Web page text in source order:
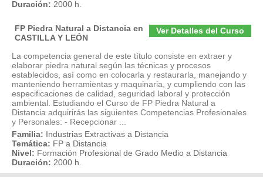
Duración: 2000 h.
Ver Detalles del Curso
FP Piedra Natural a Distancia en
CASTILLA Y LEÓN
La competencia general de este título consiste en extraer y
elaborar piedra natural según las técnicas y procesos
establecidos, así como en colocarla y restaurarla, manejando y
manteniendo herramientas y maquinaria, y cumpliendo con las
especificaciones de calidad, seguridad laboral y protección
ambiental. Estudiando el Curso de FP Piedra Natural a
Distancia adquirirás las siguientes Competencias Profesionales
y Personales: - Recepcionar ...
Familia: Industrias Extractivas a Distancia
Temática: FP a Distancia
Nivel: Formación Profesional de Grado Medio a Distancia
Duración: 2000 h.